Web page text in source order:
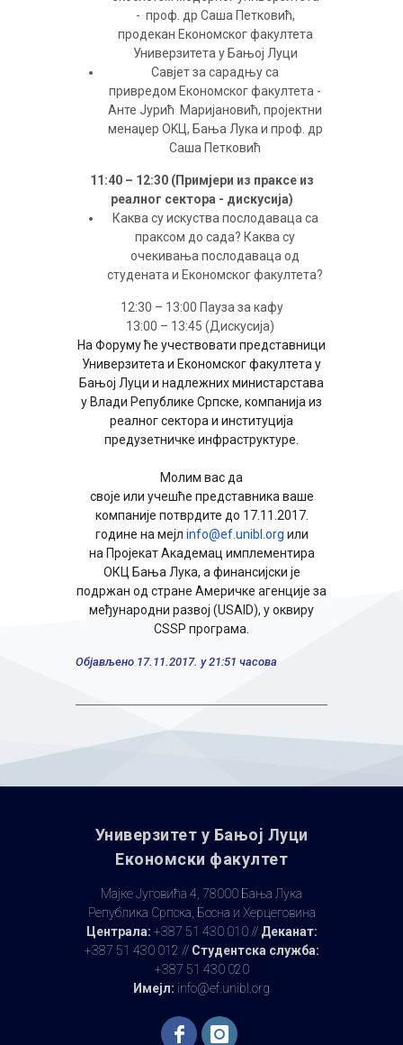
- проф. др Саша Петковић,
продекан Економског факултета
Универзитета у Бањој Луци
Савјет за сарадњу са
привредом Економског факултета -
Анте Јурић Маријановић, пројектни
менаџер OKЦ, Бања Лука и проф. др
Саша Петковић
11 :40 – 12:30 (Примјери из праксе из
реалног сектора - дискусија)
Каква су искуства послодаваца са
праксом до сада? Каква су
очекивања послодаваца од
студената и Економског факултета?
12:30 – 13:00 Пауза за кафу
13:00 – 13:45 (Дискусија)
На Форуму ће учествовати представници
Универзитета и Економског факултета у
Бањој Луци и надлежних министарстава
у Влади Републике Српске, компанија из
реалног сектора и институција
предузетничке инфраструктуре.
Молим вас да
своје или учешће представника ваше
компаније потврдите до 17.11.2017.
године на мејл info@ef.unibl.org или
на Пројекат Академац имплементира
ОКЦ Бања Лука, а финансијски је
подржан од стране Америчке агенције за
међународни развој (USAID), у оквиру
CSSP програма.
Објављено 17.11.2017. у 21:51 часова
Универзитет у Бањoj Луци
Економски факултет
Мајке Југовића 4, 78000 Бања Лука
Република Српска, Босна и Херцеговина
Централа: +387 51 430 010 // Деканат:
+387 51 430 012 // Студентска служба:
+387 51 430 020
Имејл: info@ef.unibl.org